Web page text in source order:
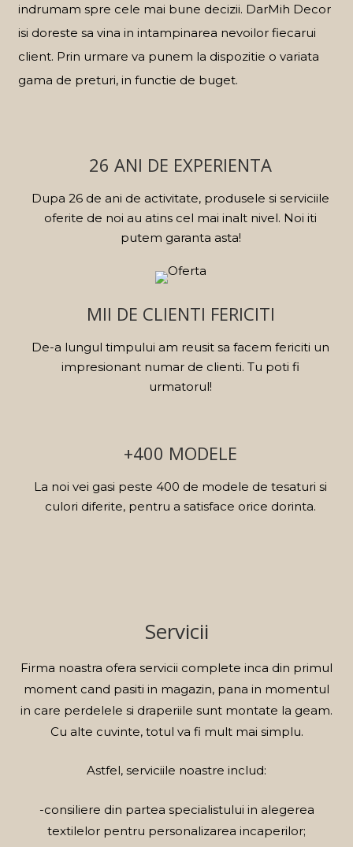
indrumam spre cele mai bune decizii. DarMih Decor
isi doreste sa vina in intampinarea nevoilor fiecarui
client. Prin urmare va punem la dispozitie o variata
gama de preturi, in functie de buget.
26 ANI DE EXPERIENTA
Dupa 26 de ani de activitate, produsele si serviciile
oferite de noi au atins cel mai inalt nivel. Noi iti
putem garanta asta!
MII DE CLIENTI FERICITI
De-a lungul timpului am reusit sa facem fericiti un
impresionant numar de clienti. Tu poti fi
urmatorul!
+400 MODELE
La noi vei gasi peste 400 de modele de tesaturi si
culori diferite, pentru a satisface orice dorinta.
Servicii
Firma noastra ofera servicii complete inca din primul
moment cand pasiti in magazin, pana in momentul
in care perdelele si draperiile sunt montate la geam.
Cu alte cuvinte, totul va fi mult mai simplu.
Astfel, serviciile noastre includ:
-consiliere din partea specialistului in alegerea
textilelor pentru personalizarea incaperilor;